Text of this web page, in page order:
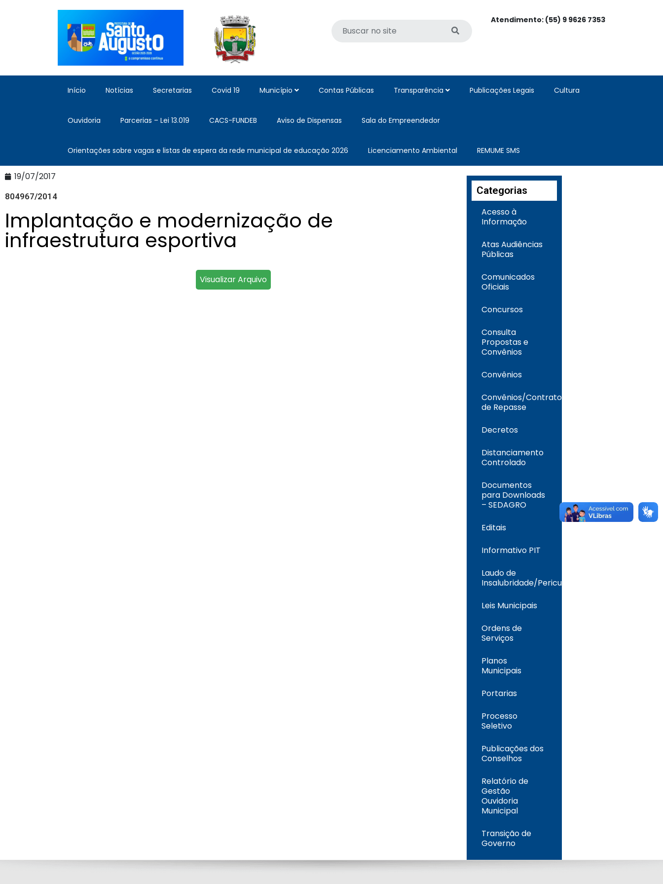
Atendimento: (55) 9 9626 7353
Início Notícias Secretarias Covid 19 Município Contas Públicas Transparência Publicações Legais Cultura
Ouvidoria Parcerias – Lei 13.019 CACS-FUNDEB Aviso de Dispensas Sala do Empreendedor
Orientações sobre vagas e listas de espera da rede municipal de educação 2026 Licenciamento Ambiental REMUME SMS
19/07/2017
804967/2014
Implantação e modernização de
infraestrutura esportiva
Visualizar Arquivo
Categorias
Acesso à
Informação
Atas Audiências
Públicas
Comunicados
Oficiais
Concursos
Consulta
Propostas e
Convênios
Convênios
Convênios/Contrato
de Repasse
Decretos
Distanciamento
Controlado
Documentos
para Downloads
– SEDAGRO
Editais
Informativo PIT
Laudo de
Insalubridade/Periculosidade
Leis Municipais
Ordens de
Serviços
Planos
Municipais
Portarias
Processo
Seletivo
Publicações dos
Conselhos
Relatório de
Gestão
Ouvidoria
Municipal
Transição de
Governo